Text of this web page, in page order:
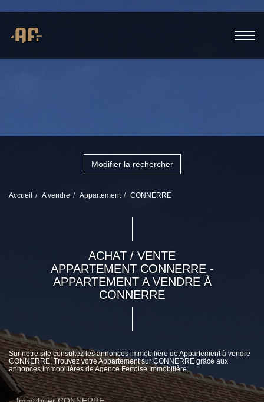
Modifier la rechercher
Accueil A vendre Appartement CONNERRE
ACHAT / VENTE
APPARTEMENT CONNERRE -
APPARTEMENT A VENDRE À
CONNERRE
Sur notre site consultez les annonces immobilière de Appartement à vendre
CONNERRE. Trouvez votre Appartement sur CONNERRE grâce aux
annonces immobilières de Agence Fertoise Immobilière.